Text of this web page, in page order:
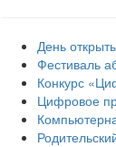
День
Фестиваль
Конкурс
Цифровое